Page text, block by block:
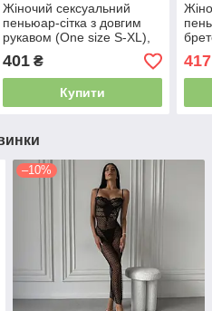
Жіночий сексуальний
пеньюар-сітка з довгим
рукавом (One size S-XL),
Чорний
401₴
Купити
–10%